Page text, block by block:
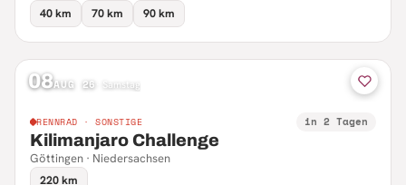
40 km
70 km 90 km
08AUG 26 Samstag
RENNRAD · SONSTIGE in 2 Tagen
Kilimanjaro Challenge
Göttingen · Niedersachsen
220 km